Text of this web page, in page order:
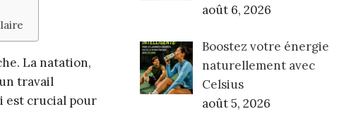
La natation,
travail
est crucial pour
août 6, 2026
Boostez votre énergie
naturellement avec
Celsius
août 5, 2026